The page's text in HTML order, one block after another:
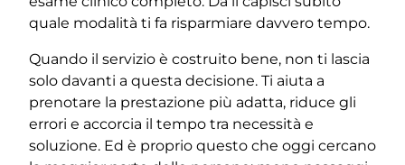
quale modalità ti fa risparmiare davvero tempo.
Quando il servizio è costruito bene, non ti lascia
solo davanti a questa decisione. Ti aiuta a
prenotare la prestazione più adatta, riduce gli
errori e accorcia il tempo tra necessità e
soluzione. Ed è proprio questo che oggi cercano